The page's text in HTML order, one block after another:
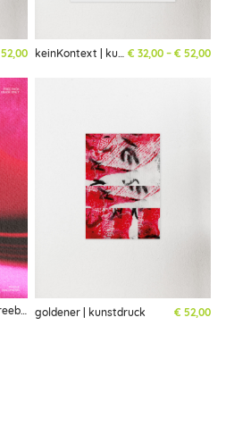
52,00Preisspanne: € 17,99 bis € 52,00
keinKontext | kunstdruck € 32,00 –€ 52,00
abstract wallpaper | phone | freebie goldener | kunstdruck € 52,00